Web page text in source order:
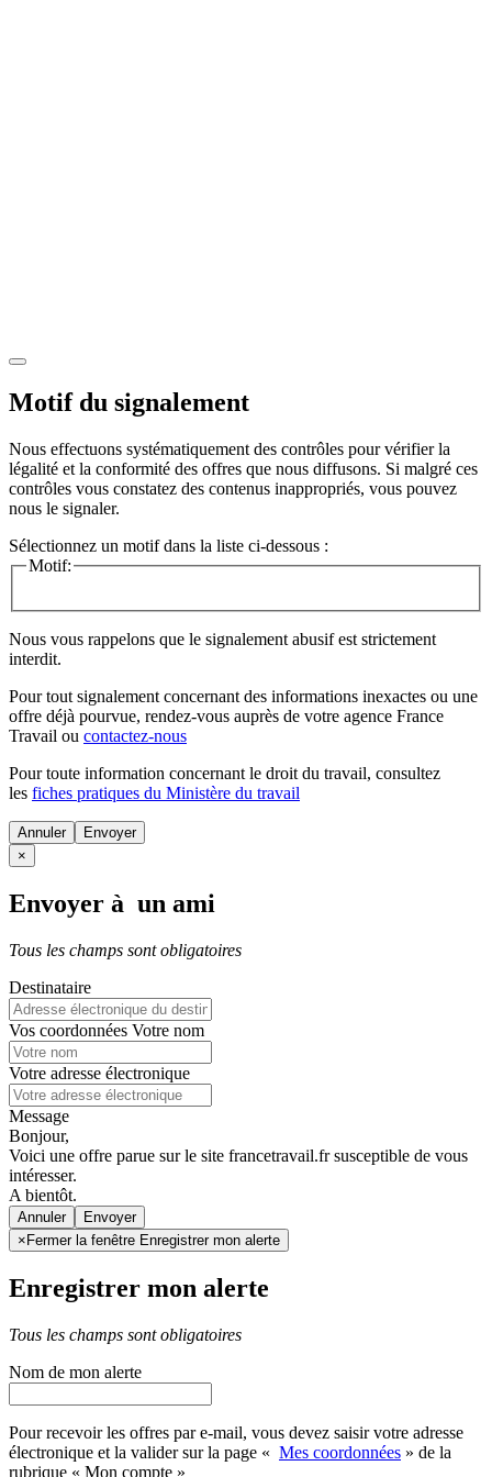
Motif du signalement
Nous effectuons systématiquement des contrôles pour vérifier la
légalité et la conformité des offres que nous diffusons. Si malgré ces
contrôles vous constatez des contenus inappropriés, vous pouvez
nous le signaler.
Sélectionnez un motif dans la liste ci-dessous :
Motif:
Nous vous rappelons que le signalement abusif est strictement
interdit.
Pour tout signalement concernant des informations inexactes ou une
offre déjà pourvue, rendez-vous auprès de votre agence France
Travail ou contactez-nous
Pour toute information concernant le droit du travail, consultez
les fiches pratiques du Ministère du travail
Annuler
×
Envoyer à un ami
Tous les champs sont obligatoires
Destinataire
Vos coordonnées Votre nom
Votre adresse électronique
Message
Bonjour,
Voici une offre parue sur le site francetravail.fr susceptible de vous
intéresser.
A bientôt.
Annuler
× Fermer la fenêtre Enregistrer mon alerte
Enregistrer mon alerte
Tous les champs sont obligatoires
Nom de mon alerte
Pour recevoir les offres par e-mail, vous devez saisir votre adresse
électronique et la valider sur la page « Mes coordonnées » de la
rubrique « Mon compte »